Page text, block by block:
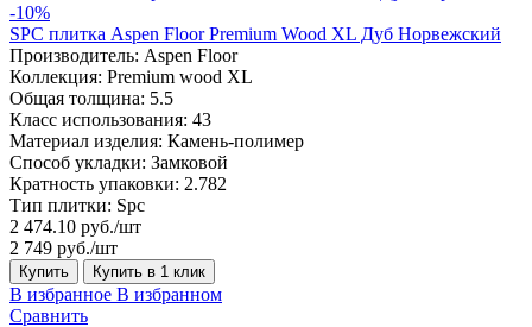
-10%
SPC плитка Aspen Floor Premium Wood XL Дуб Норвежский
Производитель: Aspen Floor
Коллекция: Premium wood XL
Общая толщина: 5.5
Класс использования: 43
Материал изделия: Камень-полимер
Способ укладки: Замковой
Кратность упаковки: 2.782
Тип плитки: Spc
2 474.10 руб./шт
2 749 руб./шт
Купить Купить в 1 клик
В избранное В избранном
Сравнить